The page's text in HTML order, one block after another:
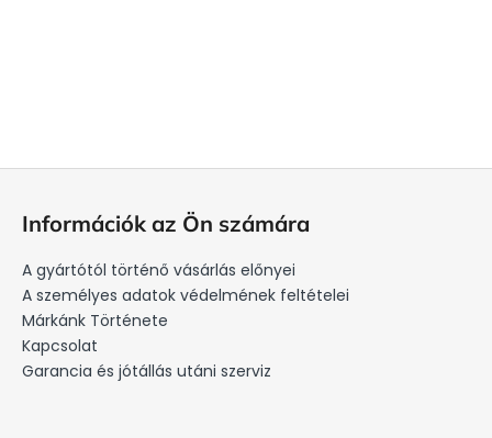
Információk az Ön számára
A gyártótól történő vásárlás előnyei
A személyes adatok védelmének feltételei
Márkánk Története
Kapcsolat
Garancia és jótállás utáni szerviz